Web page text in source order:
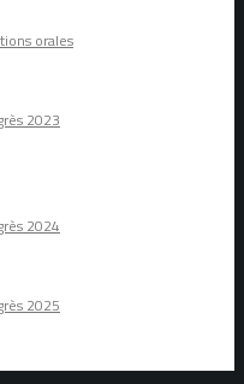
orales
2023
2024
2025